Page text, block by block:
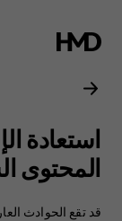
دليل
G21
استعادة
المحتوى
قد تقع الحوادث